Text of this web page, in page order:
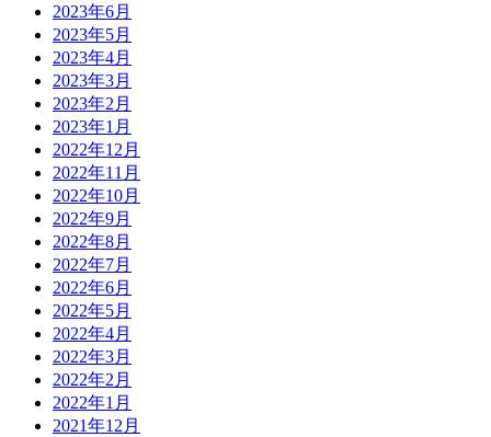
2023年6月
2023年5月
2023年4月
2023年3月
2023年2月
2023年1月
2022年12月
2022年11月
2022年10月
2022年9月
2022年8月
2022年7月
2022年6月
2022年5月
2022年4月
2022年3月
2022年2月
2022年1月
2021年12月